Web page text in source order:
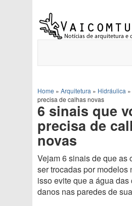
Home » Arquitetura » Hidráulica »
precisa de calhas novas
6 sinais que
precisa de
novas
Vejam 6 sinais de que as
ser trocadas por modelos
isso evite que a água
danos nas paredes de